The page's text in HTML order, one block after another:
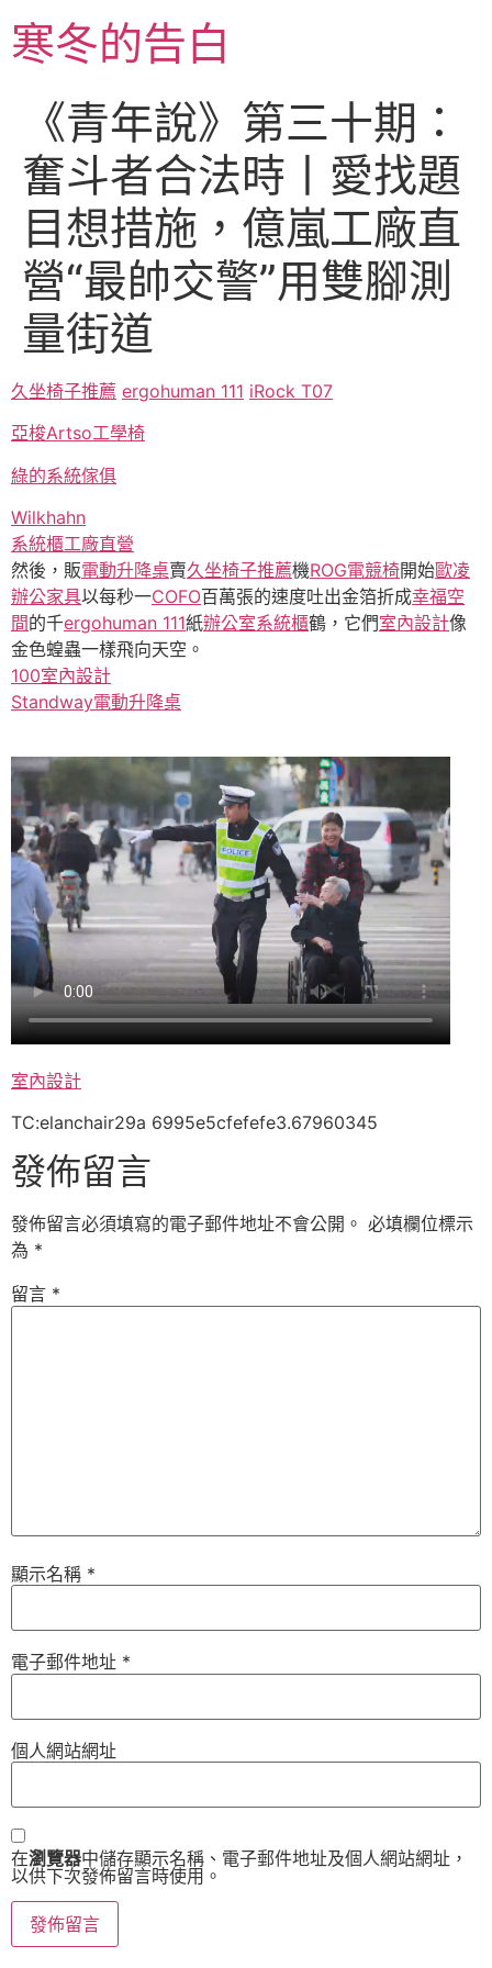
至
主寒冬的告白
《青年說》第三十期：
奮斗者合法時丨愛找題
目想措施，億嵐工廠直
營“最帥交警”用雙腳測
量街道
久坐椅子推薦 ergohuman 111 iRock T07
亞梭Artso工學椅
綠的系統傢俱
Wilkhahn
系統櫃工廠直營
然後，販電動升降桌賣久坐椅子推薦機ROG電競椅開始歐凌
辦公家具以每秒一COFO百萬張的速度吐出金箔折成幸福空
間的千ergohuman 111紙辦公室系統櫃鶴，它們室內設計像
金色蝗蟲一樣飛向天空。
100室內設計
Standway電動升降桌
室內設計
TC:elanchair29a 6995e5cfefefe3.67960345
發佈留言
發佈留言必須填寫的電子郵件地址不會公開。 必填欄位標示
為 *
留言 *
顯示名稱 *
電子郵件地址 *
個人網站網址
在瀏覽器中儲存顯示名稱、電子郵件地址及個人網站網址，
以供下次發佈留言時使用。